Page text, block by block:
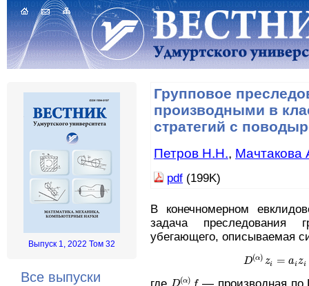
Выпуск 1, 2022 Том 32
Все выпуски
Групповое
производными в
стратегий с
Петров Н.Н., Мачтакова
pdf (199K)
В конечномерном
задача преследования
убегающего, описываемая
D(α) zi = aizi
D α)zi=
где (α)
— производная по